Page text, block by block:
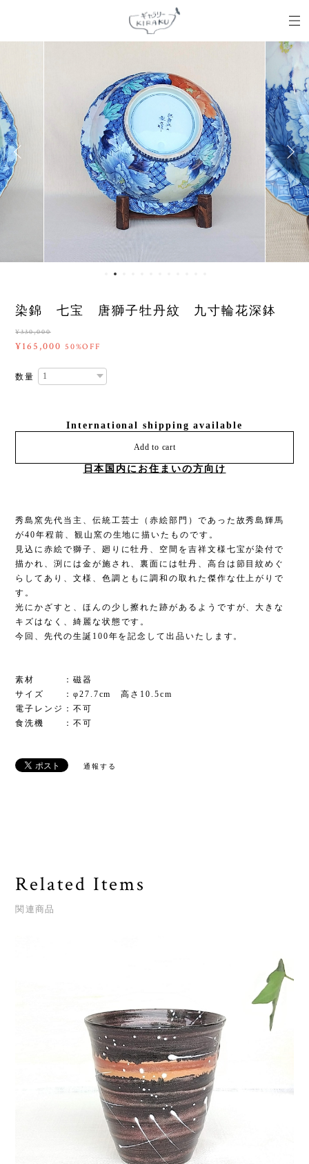
染錦 七宝 唐獅子牡丹紋 九寸輪花深鉢
¥330,000
¥165,000 50%OFF
数量
International shipping available
Add to cart
日本国内にお住まいの方向け
秀島窯先代当主、伝統工芸士（赤絵部門）であった故秀島輝馬
が40年程前、観山窯の生地に描いたものです。
見込に赤絵で獅子、廻りに牡丹、空間を吉祥文様七宝が染付で
描かれ、渕には金が施され、裏面には牡丹、高台は節目紋めぐ
らしてあり、文様、色調ともに調和の取れた傑作な仕上がりで
す。
光にかざすと、ほんの少し擦れた跡があるようですが、大きな
キズはなく、綺麗な状態です。
今回、先代の生誕100年を記念して出品いたします。
素材 ：磁器
サイズ ：φ27.7cm 高さ10.5cm
電子レンジ：不可
食洗機 ：不可
通報する
Related Items
関連商品